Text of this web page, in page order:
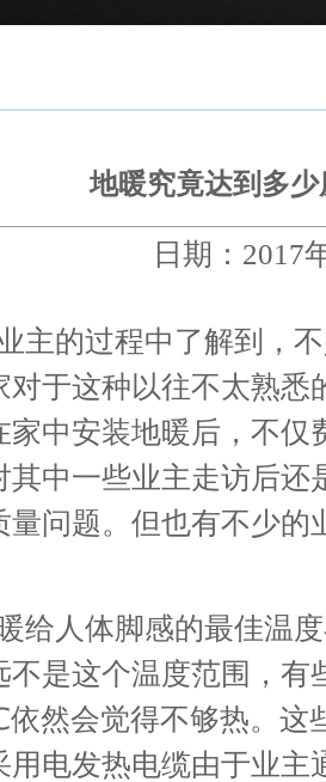
地暖究竟达到多
日期：2017
的过程中了解到，
对于这种以往不太熟
家中安装地暖后，不
其中一些业主走访后
量问题。但也有不少
人体脚感的最佳温度
不是这个温度范围，
然会觉得不够热。这
用电发热电缆由于业